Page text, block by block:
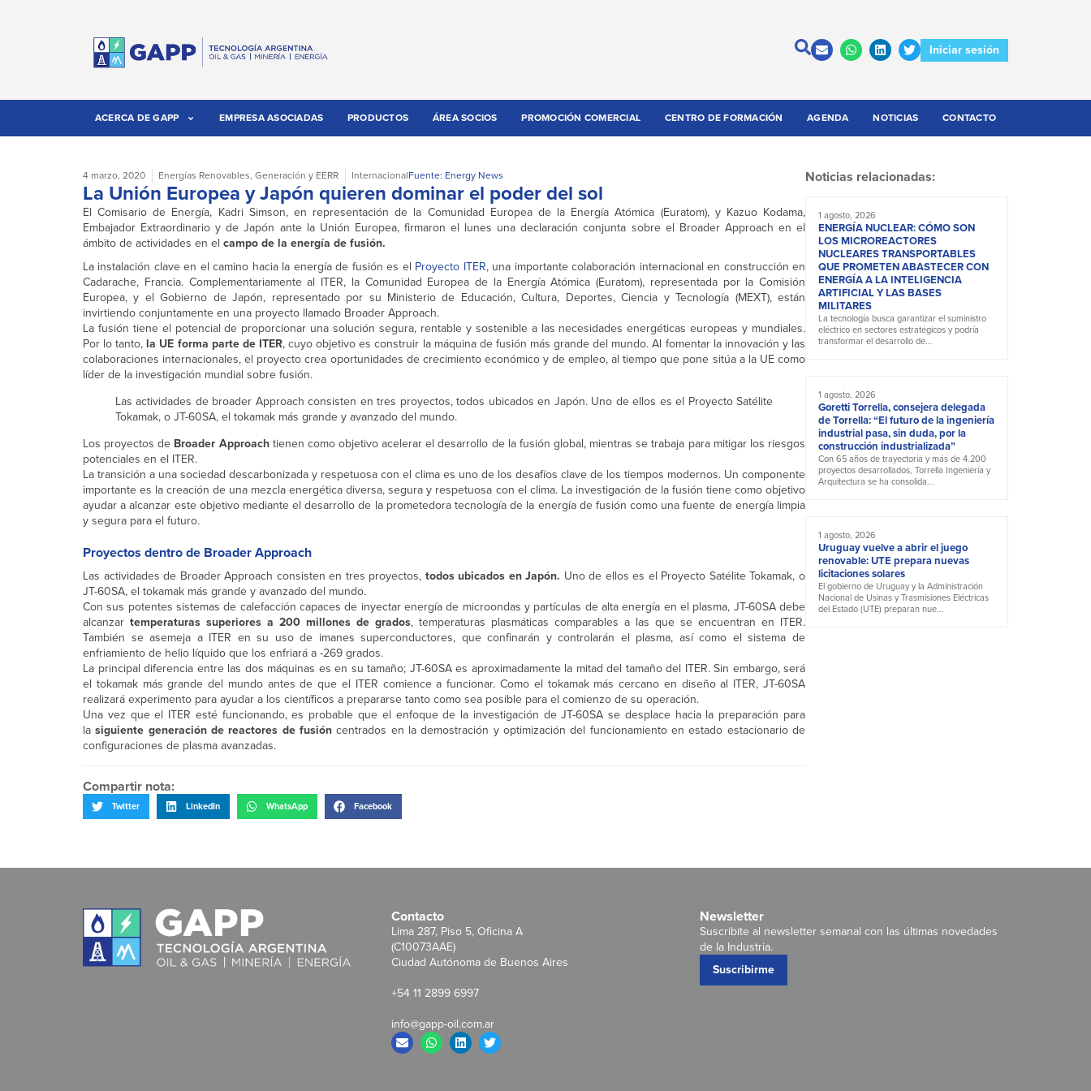
Iniciar sesión
ACERCA DE GAPP EMPRESA ASOCIADAS PRODUCTOS ÁREA SOCIOS PROMOCIÓN COMERCIAL CENTRO DE FORMACIÓN AGENDA NOTICIAS CONTACTO
4 marzo, 2020 Energías Renovables, Generación y EERR InternacionalFuente: Energy News
La Unión Europea y Japón quieren dominar el poder del sol
El Comisario de Energía, Kadri Simson, en representación de la Comunidad Europea de la Energía Atómica (Euratom), y Kazuo Kodama,
Embajador Extraordinario y de Japón ante la Unión Europea, firmaron el lunes una declaración conjunta sobre el Broader Approach en el
ámbito de actividades en el campo de la energía de fusión.
La instalación clave en el camino hacia la energía de fusión es el Proyecto ITER, una importante colaboración internacional en construcción en
Cadarache, Francia. Complementariamente al ITER, la Comunidad Europea de la Energía Atómica (Euratom), representada por la Comisión
Europea, y el Gobierno de Japón, representado por su Ministerio de Educación, Cultura, Deportes, Ciencia y Tecnología (MEXT), están
invirtiendo conjuntamente en una proyecto llamado Broader Approach.
La fusión tiene el potencial de proporcionar una solución segura, rentable y sostenible a las necesidades energéticas europeas y mundiales.
Por lo tanto, la UE forma parte de ITER, cuyo objetivo es construir la máquina de fusión más grande del mundo. Al fomentar la innovación y las
colaboraciones internacionales, el proyecto crea oportunidades de crecimiento económico y de empleo, al tiempo que pone sitúa a la UE como
líder de la investigación mundial sobre fusión.
Las actividades de broader Approach consisten en tres proyectos, todos ubicados en Japón. Uno de ellos es el Proyecto Satélite
Tokamak, o JT-60SA, el tokamak más grande y avanzado del mundo.
Los proyectos de Broader Approachtienen como objetivo acelerar el desarrollo de la fusión global, mientras se trabaja para mitigar los riesgos
potenciales en el ITER.
La transición a una sociedad descarbonizada y respetuosa con el clima es uno de los desafíos clave de los tiempos modernos. Un componente
importante es la creación de una mezcla energética diversa, segura y respetuosa con el clima. La investigación de la fusión tiene como objetivo
ayudar a alcanzar este objetivo mediante el desarrollo de la prometedora tecnología de la energía de fusión como una fuente de energía limpia
y segura para el futuro.
Proyectos dentro de Broader Approach
Las actividades de Broader Approach consisten en tres proyectos, todos ubicados en Japón. Uno de ellos es el Proyecto Satélite Tokamak, o
JT-60SA, el tokamak más grande y avanzado del mundo.
Con sus potentes sistemas de calefacción capaces de inyectar energía de microondas y partículas de alta energía en el plasma, JT-60SA debe
alcanzar temperaturas superiores a 200 millones de grados, temperaturas plasmáticas comparables a las que se encuentran en ITER.
También se asemeja a ITER en su uso de imanes superconductores, que confinarán y controlarán el plasma, así como el sistema de
enfriamiento de helio líquido que los enfriará a -269 grados.
La principal diferencia entre las dos máquinas es en su tamaño; JT-60SA es aproximadamente la mitad del tamaño del ITER. Sin embargo, será
el tokamak más grande del mundo antes de que el ITER comience a funcionar. Como el tokamak más cercano en diseño al ITER, JT-60SA
realizará experimento para ayudar a los científicos a prepararse tanto como sea posible para el comienzo de su operación.
Una vez que el ITER esté funcionando, es probable que el enfoque de la investigación de JT-60SA se desplace hacia la preparación para
la siguiente generación de reactores de fusión centrados en la demostración y optimización del funcionamiento en estado estacionario de
configuraciones de plasma avanzadas.
Compartir nota:
Twitter LinkedIn WhatsApp Facebook
Noticias relacionadas:
1 agosto, 2026
ENERGÍA NUCLEAR: CÓMO SON
LOS MICROREACTORES
NUCLEARES TRANSPORTABLES
QUE PROMETEN ABASTECER CON
ENERGÍA A LA INTELIGENCIA
ARTIFICIAL Y LAS BASES
MILITARES
La tecnología busca garantizar el suministro
eléctrico en sectores estratégicos y podría
transformar el desarrollo de...
1 agosto, 2026
Goretti Torrella, consejera delegada
de Torrella: “El futuro de la ingeniería
industrial pasa, sin duda, por la
construcción industrializada”
Con 65 años de trayectoria y más de 4.200
proyectos desarrollados, Torrella Ingeniería y
Arquitectura se ha consolida...
1 agosto, 2026
Uruguay vuelve a abrir el juego
renovable: UTE prepara nuevas
licitaciones solares
El gobierno de Uruguay y la Administración
Nacional de Usinas y Trasmisiones Eléctricas
del Estado (UTE) preparan nue...
Contacto
Lima 287, Piso 5, Oficina A
(C10073AAE)
Ciudad Autónoma de Buenos Aires
+54 11 2899 6997
info@gapp-oil.com.ar
Newsletter
Suscribite al newsletter semanal con las últimas novedades
de la Industria.
Suscribirme